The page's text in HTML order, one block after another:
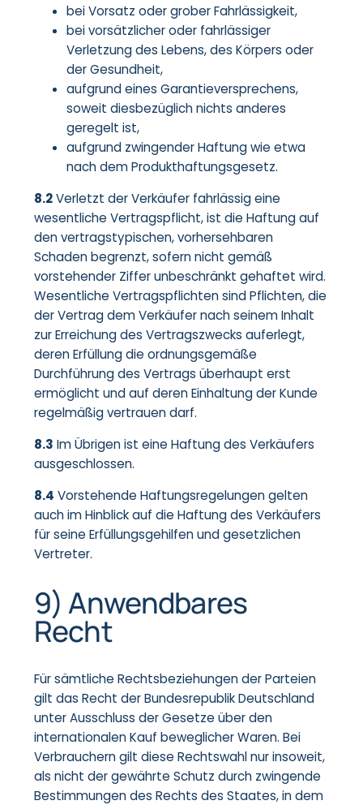
bei Vorsatz oder grober Fahrlässigkeit,
bei vorsätzlicher oder fahrlässiger
Verletzung des Lebens, des Körpers oder
der Gesundheit,
aufgrund eines Garantieversprechens,
soweit diesbezüglich nichts anderes
geregelt ist,
aufgrund zwingender Haftung wie etwa
nach dem Produkthaftungsgesetz.
8.2Verletzt der Verkäufer fahrlässig eine
wesentliche Vertragspflicht, ist die Haftung auf
den vertragstypischen, vorhersehbaren
Schaden begrenzt, sofern nicht gemäß
vorstehender Ziffer unbeschränkt gehaftet wird.
Wesentliche Vertragspflichten sind Pflichten, die
der Vertrag dem Verkäufer nach seinem Inhalt
zur Erreichung des Vertragszwecks auferlegt,
deren Erfüllung die ordnungsgemäße
Durchführung des Vertrags überhaupt erst
ermöglicht und auf deren Einhaltung der Kunde
regelmäßig vertrauen darf.
8.3 Im Übrigen ist eine Haftung des Verkäufers
ausgeschlossen.
8.4 Vorstehende Haftungsregelungen gelten
auch im Hinblick auf die Haftung des Verkäufers
für seine Erfüllungsgehilfen und gesetzlichen
Vertreter.
9) Anwendbares
Recht
Für sämtliche Rechtsbeziehungen der Parteien
gilt das Recht der Bundesrepublik Deutschland
unter Ausschluss der Gesetze über den
internationalen Kauf beweglicher Waren. Bei
Verbrauchern gilt diese Rechtswahl nur insoweit,
als nicht der gewährte Schutz durch zwingende
Bestimmungen des Rechts des Staates, in dem